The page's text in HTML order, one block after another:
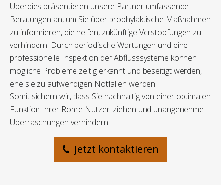
Überdies präsentieren unsere Partner umfassende
Beratungen an, um Sie über prophylaktische Maßnahmen
zu informieren, die helfen, zukünftige Verstopfungen zu
verhindern. Durch periodische Wartungen und eine
professionelle Inspektion der Abflusssysteme können
mögliche Probleme zeitig erkannt und beseitigt werden,
ehe sie zu aufwendigen Notfällen werden.
Somit sichern wir, dass Sie nachhaltig von einer optimalen
Funktion Ihrer Rohre Nutzen ziehen und unangenehme
Überraschungen verhindern.
Jetzt kontaktieren